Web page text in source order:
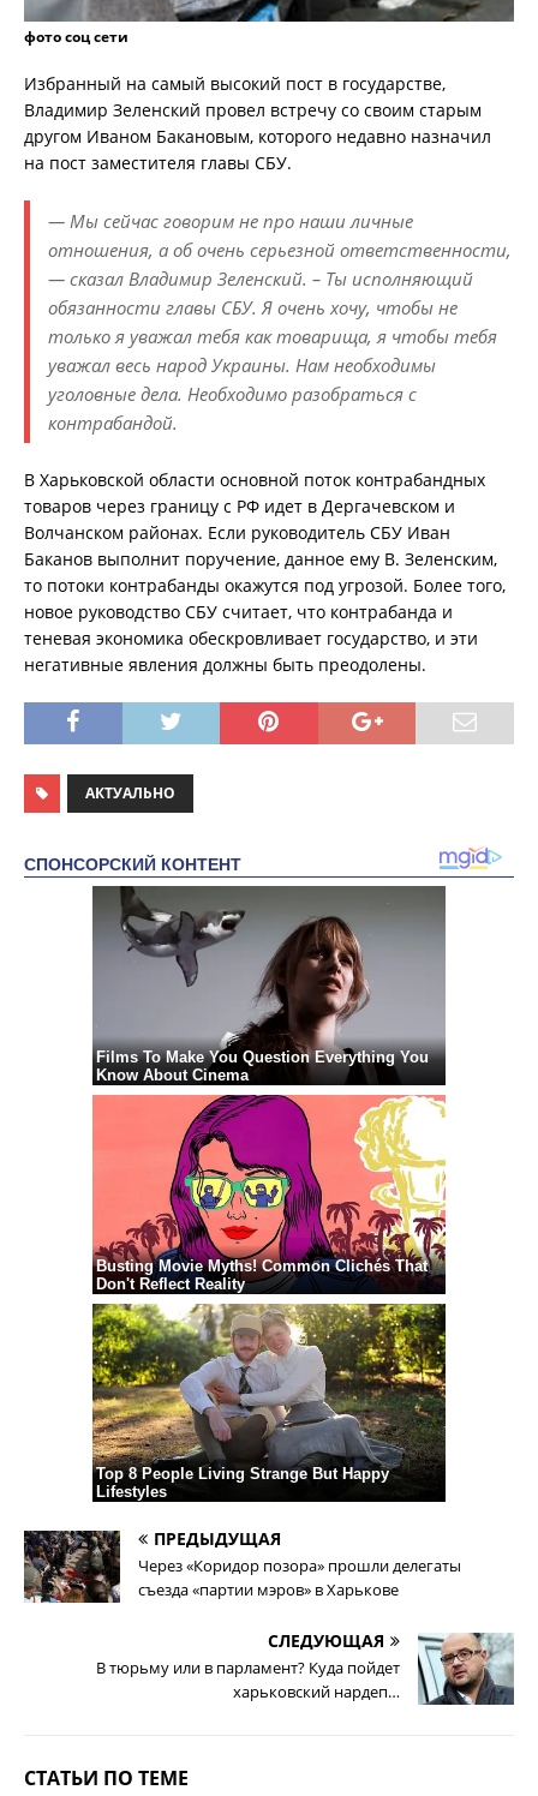
фото соц сети
Избранный на самый высокий пост в государстве,
Владимир Зеленский провел встречу со своим старым
другом Иваном Бакановым, которого недавно назначил
на пост заместителя главы СБУ.
— Мы сейчас говорим не про наши личные
отношения, а об очень серьезной ответственности,
— сказал Владимир Зеленский. – Ты исполняющий
обязанности главы СБУ. Я очень хочу, чтобы не
только я уважал тебя как товарища, я чтобы тебя
уважал весь народ Украины. Нам необходимы
уголовные дела. Необходимо разобраться с
контрабандой.
В Харьковской области основной поток контрабандных
товаров через границу с РФ идет в Дергачевском и
Волчанском районах. Если руководитель СБУ Иван
Баканов выполнит поручение, данное ему В. Зеленским,
то потоки контрабанды окажутся под угрозой. Более того,
новое руководство СБУ считает, что контрабанда и
теневая экономика обескровливает государство, и эти
негативные явления должны быть преодолены.
АКТУАЛЬНО
ПРЕДЫДУЩАЯ
Через «Коридор позора» прошли делегаты
съезда «партии мэров» в Харькове
СЛЕДУЮЩАЯ
В тюрьму или в парламент? Куда пойдет
харьковский нардеп…
СТАТЬИ ПО ТЕМЕ